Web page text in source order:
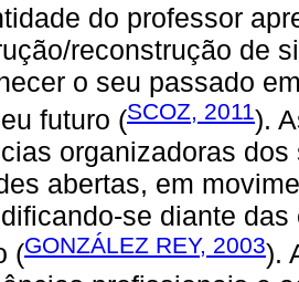
do professor
reconstrução de
o seu passado
futuro (SCOZ, 2011).
organizadoras
abertas, em
se diante
(GONZÁLEZ REY, 2003).